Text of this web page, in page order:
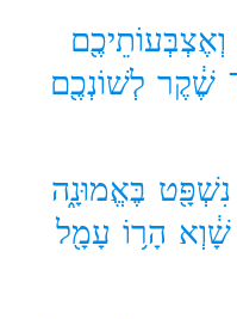
וְאֶצְבְּעוֹתֵיכֶ֖ם
שֶׁ֔קֶר לְשׁוֹנְכֶ֖ם
נִשְׁפָּ֖ט בֶּאֱמוּנָ֑ה
שָׁ֔וְא הָר֥וֹ עָמָ֖ל